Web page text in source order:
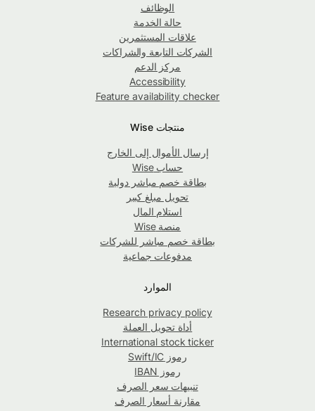
الوظائف
حالة الخدمة
علاقات المستثمرين
الشركات التابعة والشراكات
مركز الدعم
Accessibility
Feature availability checker
منتجات Wise
إرسال الأموال إلى الخارج
حساب Wise
بطاقة خصم مباشر دولية
تحويل مبلغ كبير
استلام المال
منصة Wise
بطاقة خصم مباشر للشركات
مدفوعات جماعية
الموارد
Research privacy policy
أداة تحويل العملة
International stock ticker
رموز Swift/IC
رموز IBAN
تنبيهات سعر الصرف
مقارنة أسعار الصرف